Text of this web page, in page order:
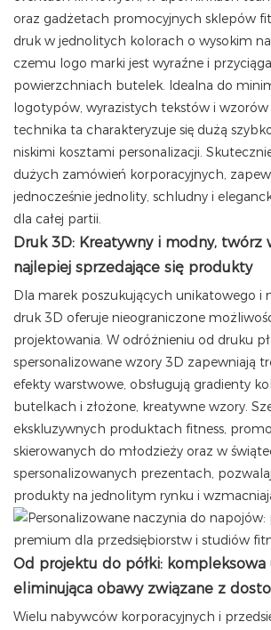
oraz gadżetach promocyjnych sklepów
druk w jednolitych kolorach o wysokim
czemu logo marki jest wyraźne i
powierzchniach butelek. Idealna do
logotypów, wyrazistych tekstów i
technika ta charakteryzuje się dużą
niskimi kosztami personalizacji.
dużych zamówień korporacyjnych,
jednocześnie jednolity, schludny i
dla całej partii.
Druk 3D: Kreatywny i modny, twórz
najlepiej sprzedające się produkty
Dla marek poszukujących unikatowego i
druk 3D oferuje nieograniczone
projektowania. W odróżnieniu od druku
spersonalizowane wzory 3D zapewniają
efekty warstwowe, obsługują gradienty
butelkach i złożone, kreatywne wzory.
ekskluzywnych produktach fitness,
skierowanych do młodzieży oraz w
spersonalizowanych prezentach,
produkty na jednolitym rynku i
Od projektu do półki: kompleksowa
eliminująca obawy związane z
Wielu nabywców korporacyjnych i